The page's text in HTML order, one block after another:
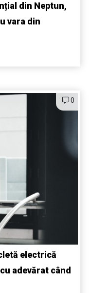
din Neptun,
vara din
0
electrică
adevărat când